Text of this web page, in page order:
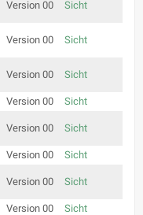
Version 00 Sicht
Version 00 Sicht
Version 00 Sicht
Version 00 Sicht
Version 00 Sicht
Version 00 Sicht
Version 00 Sicht
Version 00 Sicht